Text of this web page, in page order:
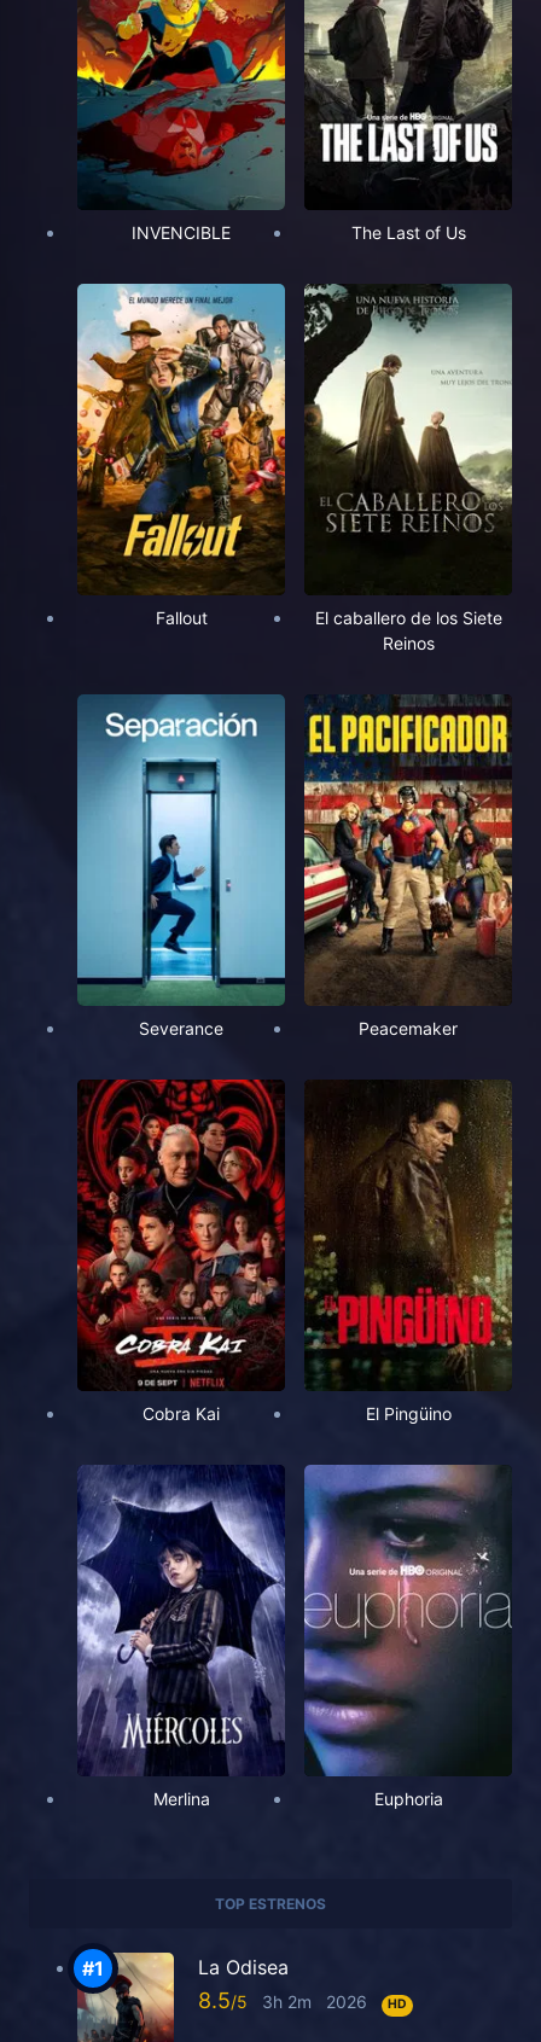
INVENCIBLE The Last of Us
Fallout
El caballero de los Siete
Reinos
Severance Peacemaker
Cobra Kai El Pingüino
Merlina Euphoria
TOP ESTRENOS
La Odisea
8.5 3h 2m 2026 HD